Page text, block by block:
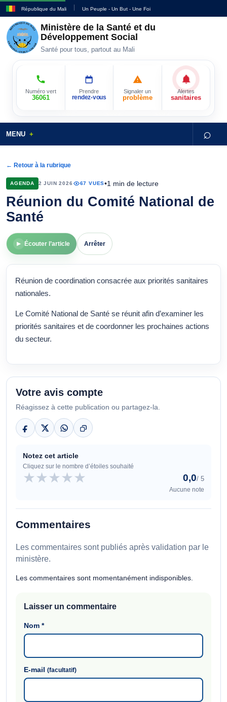
République du Mali Un Peuple - Un But - Une Foi
Ministère de la Santé et du
Développement Social
Santé pour tous, partout au Mali
Numéro vert
36061
Prendre
rendez-vous
Signaler un
problème
Alertes
sanitaires
MENU ⌕
← Retour à la rubrique
AGENDA 2 JUIN 2026 67 VUES•1 min de lecture
Réunion du Comité National de
Santé
▶ Écouter l’article Arrêter
Réunion de coordination consacrée aux priorités sanitaires
nationales.
Le Comité National de Santé se réunit afin d’examiner les
priorités sanitaires et de coordonner les prochaines actions
du secteur.
Votre avis compte
Réagissez à cette publication ou partagez-la.
Notez cet article
Cliquez sur le nombre d’étoiles souhaité
★★★★★ 0,0/ 5
Aucune note
Commentaires
Les commentaires sont publiés après validation par le
ministère.
Les commentaires sont momentanément indisponibles.
Laisser un commentaire
Nom*
E-mail(facultatif)